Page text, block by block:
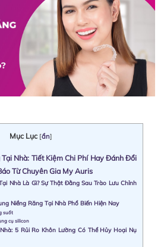
Mục Lục [ẩn]
Nhà: Tiết Kiệm Chi Phí Hay Đánh Đổi
Từ Chuyên Gia My Auris
Nhà Là Gì? Sự Thật Đằng Sau Trào Lưu Chỉnh
Niềng Răng Tại Nhà Phổ Biến Hiện Nay
suốt
cụ silicon
5 Rủi Ro Khôn Lường Có Thể Hủy Hoại Nụ